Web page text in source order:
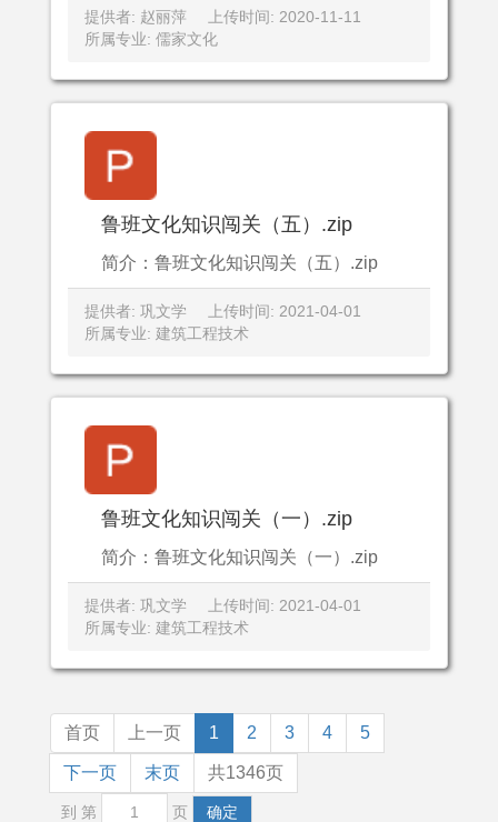
提供者: 赵丽萍
上传时间: 2020-11-11
所属专业: 儒家文化
鲁班文化知识闯关（五）.zip
简介：鲁班文化知识闯关（五）.zip
提供者: 巩文学
上传时间: 2021-04-01
所属专业: 建筑工程技术
鲁班文化知识闯关（一）.zip
简介：鲁班文化知识闯关（一）.zip
提供者: 巩文学
上传时间: 2021-04-01
所属专业: 建筑工程技术
首页 上一页 1 2 3 4 5
下一页 末页 共1346页
到 第 页 确定